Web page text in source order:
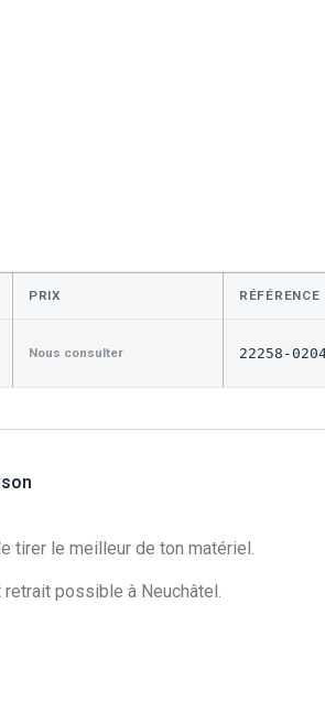
PRIX RÉFÉRENCE
Nous consulter 22258-
tirer le meilleur de ton matériel.
retrait possible à Neuchâtel.